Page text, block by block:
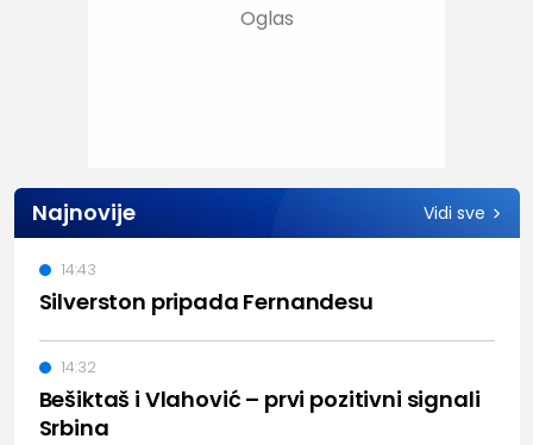
Najnovije Vidi sve
Silverston pripada Fernandesu
14:43
Bešiktaš i Vlahović – prvi pozitivni signali
Srbina
14:32